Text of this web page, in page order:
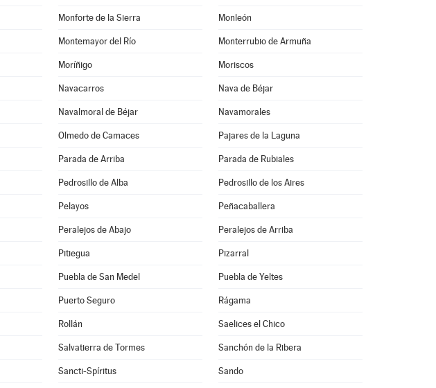
Monforte de la Sierra Monleón
Montemayor del Río Monterrubio de Armuña
Moríñigo Moriscos
Navacarros Nava de Béjar
Navalmoral de Béjar Navamorales
Olmedo de Camaces Pajares de la Laguna
Parada de Arriba Parada de Rubiales
Pedrosillo de Alba Pedrosillo de los Aires
Pelayos Peñacaballera
Peralejos de Abajo Peralejos de Arriba
Pitiegua Pizarral
Puebla de San Medel Puebla de Yeltes
Puerto Seguro Rágama
Rollán Saelices el Chico
Salvatierra de Tormes Sanchón de la Ribera
Sancti-Spíritus Sando